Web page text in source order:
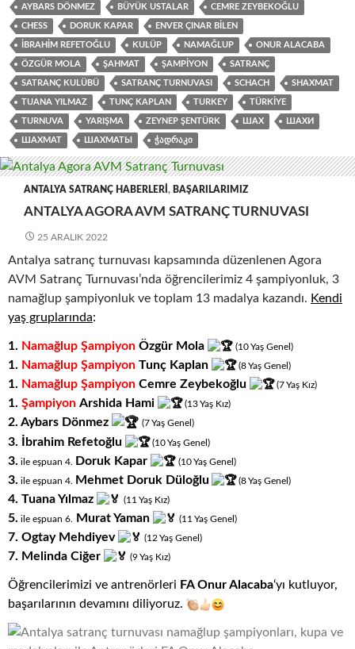
AYBARS DÖNMEZ BÜYÜK USTALAR CEMRE ZEYBEKOĞLU
CHESS DORUK KAPAR ENVER ÇINAR BILEN
İBRAHIM REFETOĞLU KULÜP NAMAĞLUP ONUR ALACABA
ÖZGÜR MOLA ŞAHMAT ŞAMPIYON SATRANÇ
SATRANÇ KULÜBÜ SATRANÇ TURNUVASI SCHACH SHAXMAT
TUANA YILMAZ TUNÇ KAPLAN TURKEY TÜRKIYE
TURNUVA YARIŞMA ZEYNEP ŞENTÜRK ШАХ ШАХИ
ШАХМАТ ШАХМАТЫ ᲭᲐᲓᲠᲐᲙᲘ
ANTALYA SATRANÇ HABERLERI , BAŞARILARIMIZ
ANTALYA AGORA AVM SATRANÇ TURNUVASI
25 ARALIK 2022
Antalya satranç turnuvası kapsamında düzenlenen Agora
AVM Satranç Turnuvası’nda öğrencilerimiz 4 şampiyonluk, 3
namağlup şampiyonluk ve toplam 13 madalya kazandı. Kendi
yaş gruplarında:
1. Namağlup Şampiyon Özgür Mola (10Yaş Genel)
1. Namağlup Şampiyon Tunç Kaplan (8Yaş Genel)
1. Namağlup Şampiyon Cemre Zeybekoğlu (7Yaş Kız)
1. Şampiyon Arshida Hami (13Yaş Kız)
2. Aybars Dönmez (7Yaş Genel)
3. İbrahim Refetoğlu (10Yaş Genel)
3. ile eşpuan 4. Doruk Kapar (10Yaş Genel)
3. ile eşpuan 4. Mehmet Doruk Düloğlu (8Yaş Genel)
4. Tuana Yılmaz (11 Yaş Kız)
5. ile eşpuan 6. Murat Yaman (11 Yaş Genel)
7. Ogtay Mehdiyev (12 Yaş Genel)
7. Melinda Ciğer (9Yaş Kız)
Öğrencilerimizi ve antrenörleri FA Onur Alacaba‘yı kutluyor,
başarılarının devamını diliyoruz.